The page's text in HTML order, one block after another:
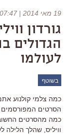
19 מאי 2014 | 07:47
גורדון
הגדולים
לעולמו
בשוטף
כמה צלמי קולנוע
הסרטים המפורסמים
כמה מהסרטים